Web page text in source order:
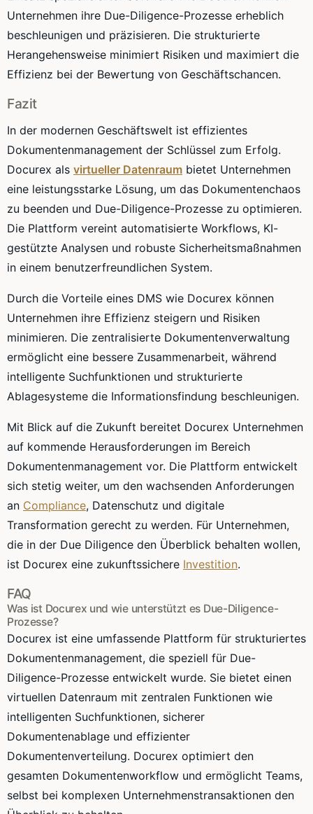
Unternehmen ihre Due-Diligence-Prozesse erheblich
beschleunigen und präzisieren. Die strukturierte
Herangehensweise minimiert Risiken und maximiert die
Effizienz bei der Bewertung von Geschäftschancen.
Fazit
In der modernen Geschäftswelt ist effizientes
Dokumentenmanagement der Schlüssel zum Erfolg.
Docurex als virtueller Datenraum bietet Unternehmen
eine leistungsstarke Lösung, um das Dokumentenchaos
zu beenden und Due-Diligence-Prozesse zu optimieren.
Die Plattform vereint automatisierte Workflows, KI-
gestützte Analysen und robuste Sicherheitsmaßnahmen
in einem benutzerfreundlichen System.
Durch die Vorteile eines DMS wie Docurex können
Unternehmen ihre Effizienz steigern und Risiken
minimieren. Die zentralisierte Dokumentenverwaltung
ermöglicht eine bessere Zusammenarbeit, während
intelligente Suchfunktionen und strukturierte
Ablagesysteme die Informationsfindung beschleunigen.
Mit Blick auf die Zukunft bereitet Docurex Unternehmen
auf kommende Herausforderungen im Bereich
Dokumentenmanagement vor. Die Plattform entwickelt
sich stetig weiter, um den wachsenden Anforderungen
an Compliance, Datenschutz und digitale
Transformation gerecht zu werden. Für Unternehmen,
die in der Due Diligence den Überblick behalten wollen,
ist Docurex eine zukunftssichere Investition.
FAQ
Was ist Docurex und wie unterstützt es Due-Diligence-
Prozesse?
Docurex ist eine umfassende Plattform für strukturiertes
Dokumentenmanagement, die speziell für Due-
Diligence-Prozesse entwickelt wurde. Sie bietet einen
virtuellen Datenraum mit zentralen Funktionen wie
intelligenten Suchfunktionen, sicherer
Dokumentenablage und effizienter
Dokumentenverteilung. Docurex optimiert den
gesamten Dokumentenworkflow und ermöglicht Teams,
selbst bei komplexen Unternehmenstransaktionen den